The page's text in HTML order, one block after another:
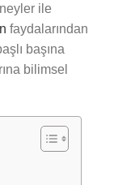
ile
faydalarından
başına
bilimsel